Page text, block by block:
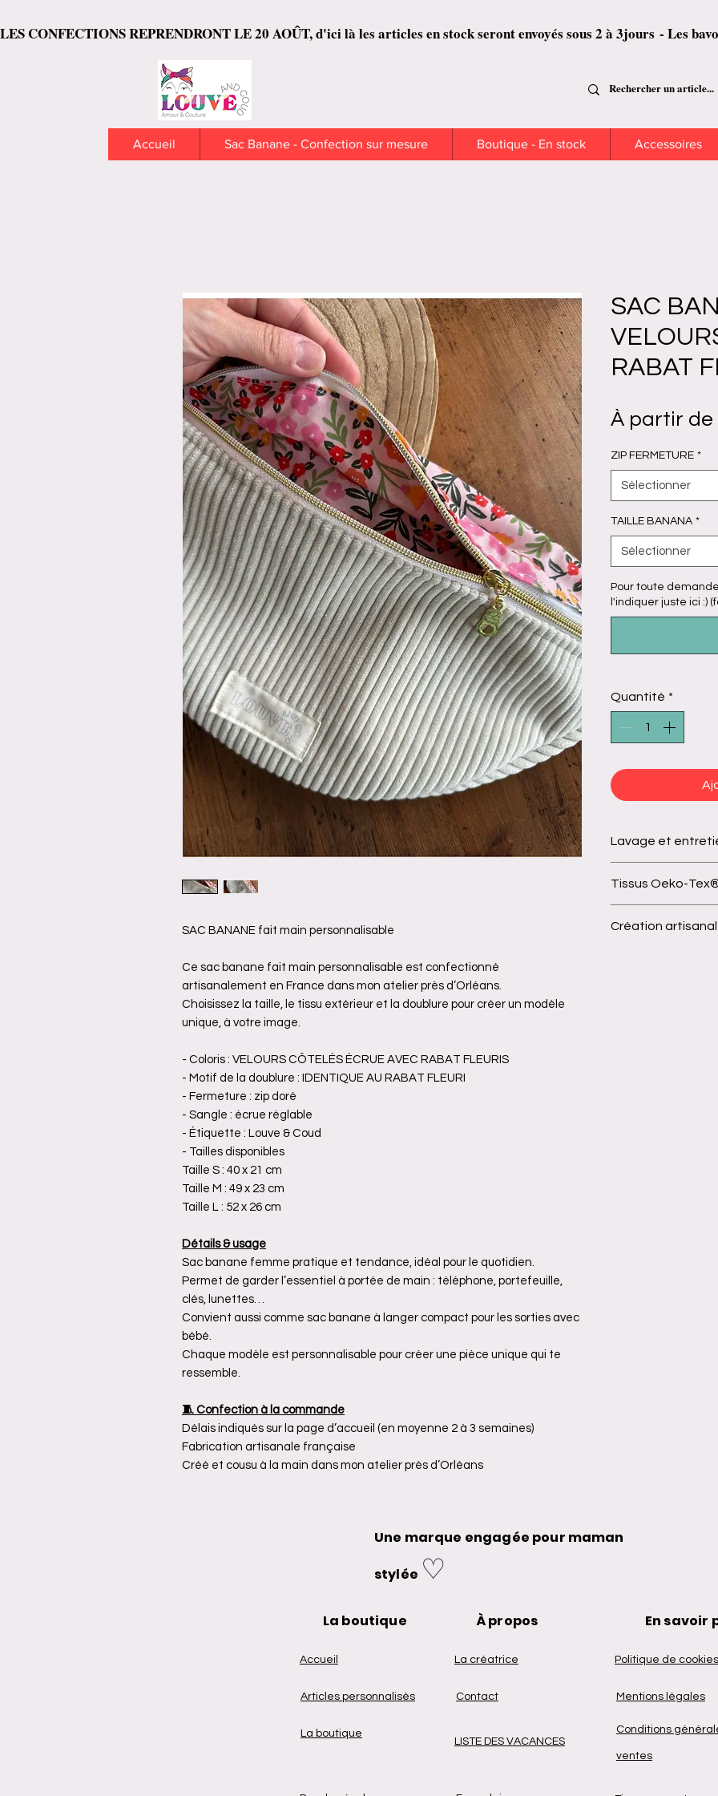
LES CONFECTIONS REPRENDRONT LE 20 AOÛT, d'ici là les articles en stock seront envoyés sous 2 à 3jours - Les
Accueil Sac Banane - Confection sur mesure Boutique - En stock Accessoires
SAC BANANE fait main personnalisable
Ce sac banane fait main personnalisable est confectionné
artisanalement en France dans mon atelier près d’Orléans.
Choisissez la taille, le tissu extérieur et la doublure pour créer un modèle
unique, à votre image.
- Coloris : VELOURS CÔTELÉS ÉCRUE AVEC RABAT FLEURIS
- Motif de la doublure : IDENTIQUE AU RABAT FLEURI
- Fermeture : zip doré
- Sangle : écrue réglable
- Étiquette : Louve & Coud
- Tailles disponibles
Taille S : 40 x 21 cm
Taille M : 49 x 23 cm
Taille L : 52 x 26 cm
Détails & usage
Sac banane femme pratique et tendance, idéal pour le quotidien.
Permet de garder l’essentiel à portée de main : téléphone, portefeuille,
clés, lunettes…
Convient aussi comme sac banane à langer compact pour les sorties avec
bébé.
Chaque modèle est personnalisable pour créer une pièce unique qui te
ressemble.
🧵 Confection à la commande
Délais indiqués sur la page d’accueil (en moyenne 2 à 3 semaines)
Fabrication artisanale française
Créé et cousu à la main dans mon atelier près d’Orléans
SAC
RABAT
À partir de
ZIP FERMETURE *
Sélectionner
TAILLE BANANA *
Sélectionner
Pour toute
l'indiquer juste ici :)
Quantité *
Lavage et
dans un filet de
PAS de sèche
Tissus Oeko-
substances
Création
Une marque engagée pour maman
stylée ♡
La boutique
Accueil
Articles personnalisés
La boutique
À propos
La créatrice
Contact
LISTE DES VACANCES
En savoir
Politique de cookies
Mentions légales
Conditions
ventes